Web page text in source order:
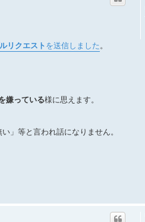
リクエスト を送信しました。
嫌っている様に思えます。
」等と言われ話になりません。